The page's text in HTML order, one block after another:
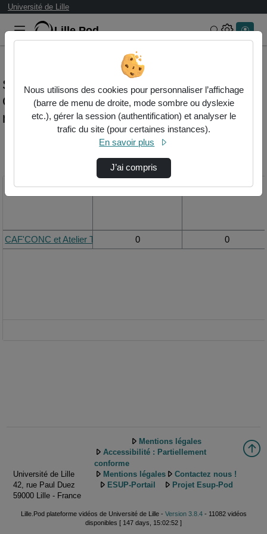
Université de Lille
Lille.Pod Rechercher
Statistiques de visualisation de la vidéo
Caf'conc et atelier théâtre le 4 juin 2024.
retour en images.
Titre Vue de la journée Vue du mois
CAF'CONC et Atelier Théâtre le 4 juin 2024. Retour en images.
0 0
Université de Lille
42, rue Paul Duez
59000 Lille - France
Mentions légales
Accessibilité : Partiellement
conforme
Mentions légales
Contactez nous !
ESUP-Portail
Projet Esup-Pod
Lille.Pod plateforme vidéos de Université de Lille - Version 3.8.4- 11082 vidéos
disponibles [ 147 days, 15:02:52 ]
Nous utilisons des cookies pour personnaliser l’affichage
(barre de menu de droite, mode sombre ou dyslexie
etc.), gérer la session (authentification) et analyser le
trafic du site (pour certaines instances).
En savoir plus
J’ai compris